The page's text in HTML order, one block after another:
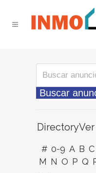
Directory
# 0-9 A B C
M N O P Q